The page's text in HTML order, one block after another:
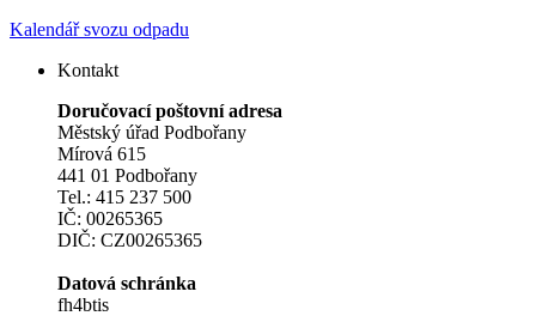
Kalendář svozu odpadu
Kontakt
Doručovací poštovní adresa
Městský úřad Podbořany
Mírová 615
441 01 Podbořany
Tel.: 415 237 500
IČ: 00265365
DIČ: CZ00265365
Datová schránka
fh4btis